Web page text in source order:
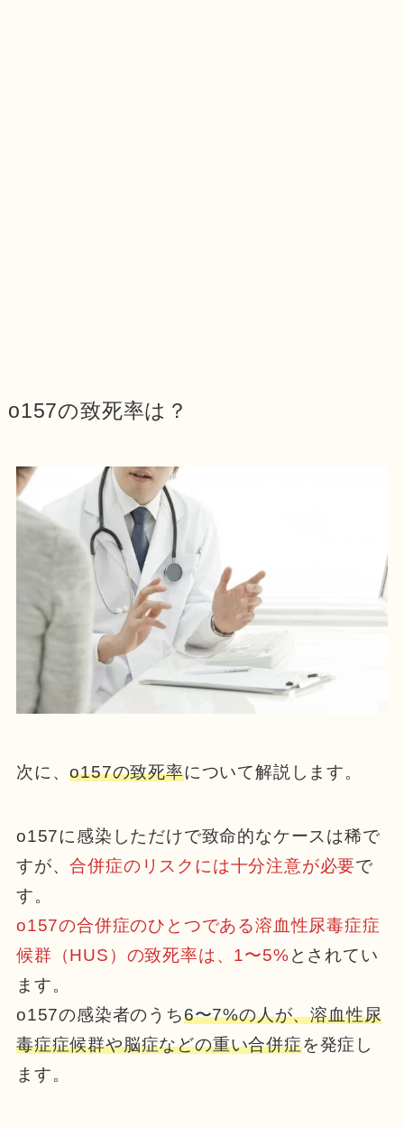
o157の致死率は？
次に、o157の致死率について解説します。
o157に感染しただけで致命的なケースは稀で
すが、合併症のリスクには十分注意が必要で
す。
o157の合併症のひとつである溶血性尿毒症症
候群（HUS）の致死率は、1〜5%とされてい
ます。
o157の感染者のうち6〜7%の人が、溶血性尿
毒症症候群や脳症などの重い合併症を発症し
ます。